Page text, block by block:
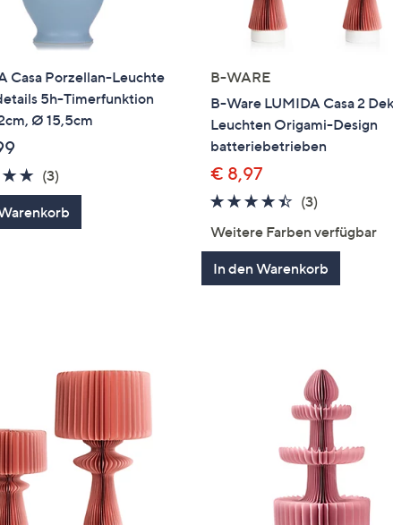
Casa Porzellan-Leuchte
5h-Timerfunktion
Ø 15,5cm
5.0
von
5
(3)3
Bewertungen
B-WARE
B-Ware LUMIDA Casa 2
Leuchten Origami-Design
batteriebetrieben
€ 8,97
4.3
(3)
Weitere Farben verfügbar
In den Warenkorb